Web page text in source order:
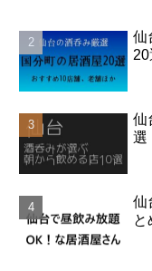
仙
20
仙
選
仙
と